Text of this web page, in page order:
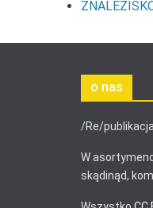
o nas
/Re/
W
skądinąd,